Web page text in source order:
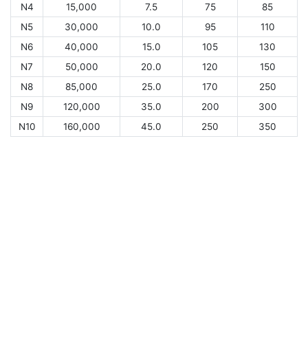
N4
15,000 7.5 75
85
N5
30,000 10.0 95
110
N6
40,000 15.0 105
130
N7
50,000 20.0 120
150
N8
85,000 25.0 170
250
N9
120,000 35.0 200
300
N10
160,000 45.0 250 350